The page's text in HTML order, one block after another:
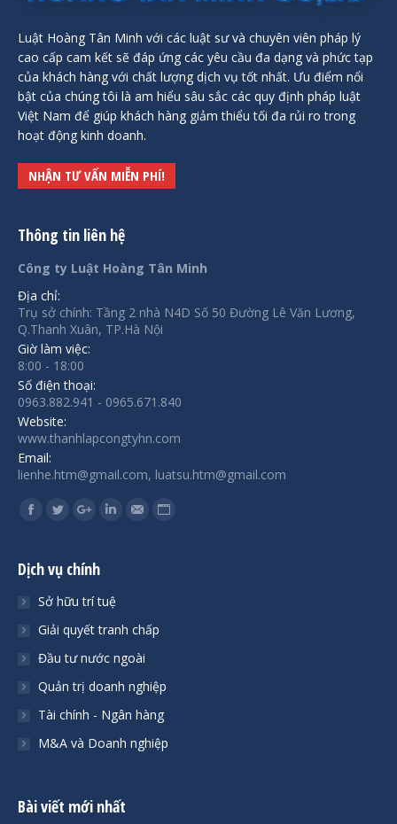
Luật Hoàng Tân Minh với các luật sư và chuyên viên pháp lý
cao cấp cam kết sẽ đáp ứng các yêu cầu đa dạng và phức tạp
của khách hàng với chất lượng dịch vụ tốt nhất. Ưu điểm nổi
bật của chúng tôi là am hiểu sâu sắc các quy định pháp luật
Việt Nam để giúp khách hàng giảm thiểu tối đa rủi ro trong
hoạt động kinh doanh.
NHẬN TƯ VẤN MIỄN PHÍ!
Thông tin liên hệ
Công ty Luật Hoàng Tân Minh
Địa chỉ:
Trụ sở chính: Tầng 2 nhà N4D Số 50 Đường Lê Văn Lương,
Q.Thanh Xuân, TP.Hà Nội
Giờ làm việc:
8:00 - 18:00
Số điện thoại:
0963.882.941 - 0965.671.840
Website:
www.thanhlapcongtyhn.com
Email:
lienhe.htm@gmail.com, luatsu.htm@gmail.com
Find us on:
Facebook
Twitter MailWebsite
Dịch vụ chính
Sở hữu trí tuệ
Giải quyết tranh chấp
Đầu tư nước ngoài
Quản trị doanh nghiệp
Tài chính - Ngân hàng
M&A và Doanh nghiệp
Bài viết mới nhất